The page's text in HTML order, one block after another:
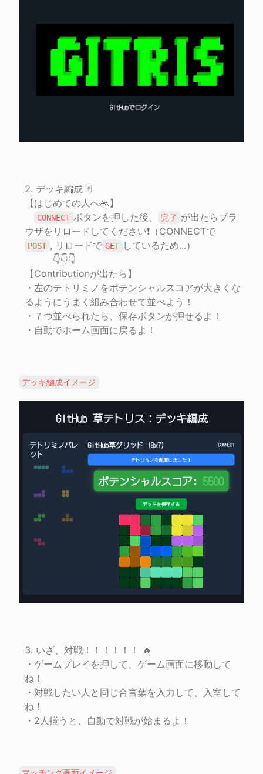
デッキ編成 🃏
【はじめての人へ🙏】
CONNECT ボタンを押した後、 完了 が出たらブラ
ウザをリロードしてください❗️（CONNECTで
POST , リロードで GET しているため...）
👇👇👇
【Contributionが出たら】
・左のテトリミノをポテンシャルスコアが大きくな
るようにうまく組み合わせて並べよう！
・７つ並べられたら、保存ボタンが押せるよ！
・自動でホーム画面に戻るよ！
デッキ編成イメージ
いざ、対戦！！！！！！ 🔥
・ゲームプレイを押して、ゲーム画面に移動して
ね！
・対戦したい人と同じ合言葉を入力して、入室して
ね！
・2人揃うと、自動で対戦が始まるよ！